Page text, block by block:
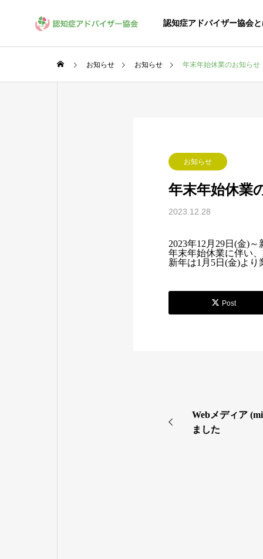
認知症アドバイザー協会
受験申込みに
代表挨拶
お知らせ お知らせ 年末年始休業のお知らせ
お知らせ
年末年始休業
2023.12.28
2023年12月29日(金)
年末年始休業に伴い
新年は1月5日(金)よ
Post
Webメディア
ました